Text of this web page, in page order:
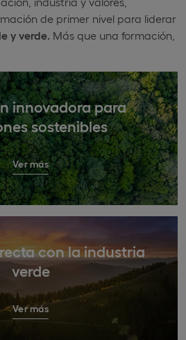
de primer nivel para liderar
y verde. Más que una formación,
innovadora para
sostenibles
Ver más
con la industria
verde
Ver más